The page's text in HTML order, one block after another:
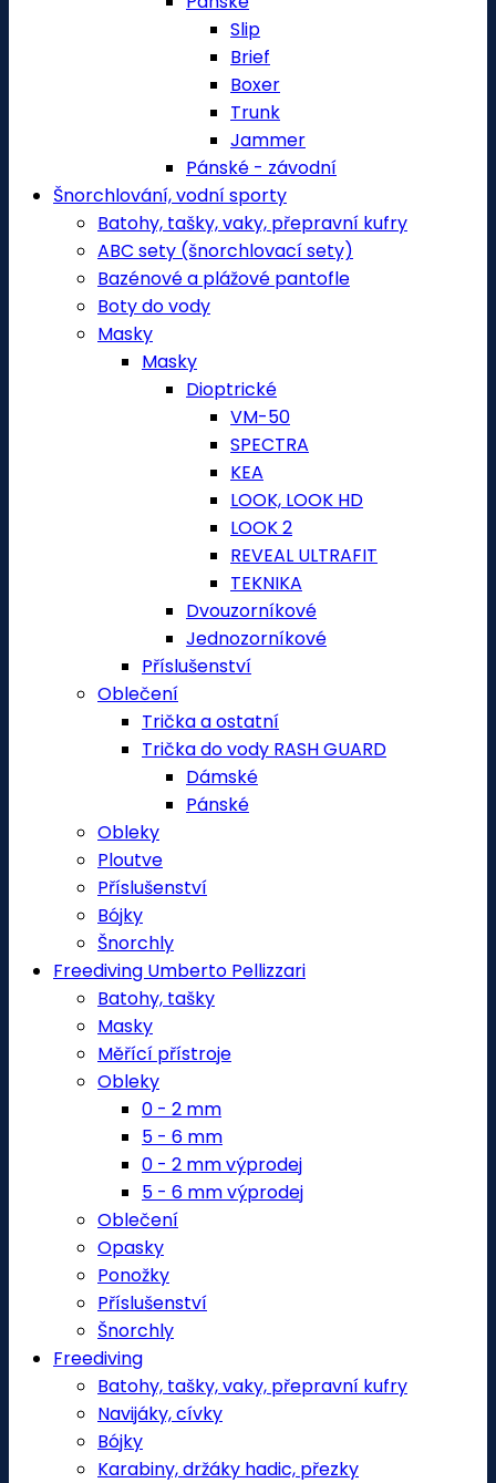
Slip
Brief
Boxer
Trunk
Jammer
Pánské - závodní
Šnorchlování, vodní sporty
Batohy, tašky, vaky, přepravní kufry
ABC sety (šnorchlovací sety)
Bazénové a plážové pantofle
Boty do vody
Masky
Masky
Dioptrické
VM-50
SPECTRA
KEA
LOOK, LOOK HD
LOOK 2
REVEAL ULTRAFIT
TEKNIKA
Dvouzorníkové
Jednozorníkové
Příslušenství
Oblečení
Trička a ostatní
Trička do vody RASH GUARD
Dámské
Pánské
Obleky
Ploutve
Příslušenství
Bójky
Šnorchly
Freediving Umberto Pellizzari
Batohy, tašky
Masky
Měřící přístroje
Obleky
0 - 2 mm
5 - 6 mm
0 - 2 mm výprodej
5 - 6 mm výprodej
Oblečení
Opasky
Ponožky
Příslušenství
Šnorchly
Freediving
Batohy, tašky, vaky, přepravní kufry
Navijáky, cívky
Bójky
Karabiny, držáky hadic, přezky